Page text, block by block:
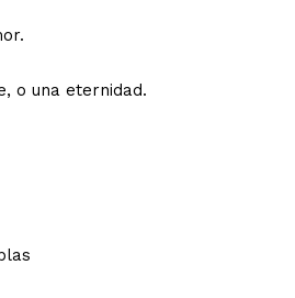
o una eternidad.